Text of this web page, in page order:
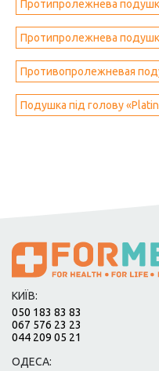
Протипролежнева
Протипролежнева
Противопролежневая
Подушка під голову
КИЇВ:
050 183 83 83
067 576 23 23
044 209 05 21
ОДЕСА: